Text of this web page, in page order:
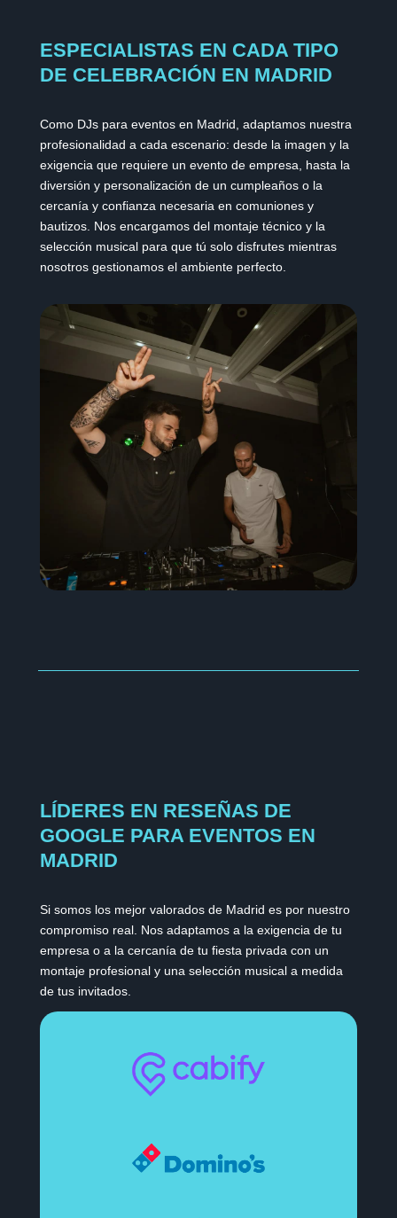
ESPECIALISTAS EN CADA TIPO
DE CELEBRACIÓN EN MADRID
Como DJs para eventos en Madrid, adaptamos nuestra
profesionalidad a cada escenario: desde la imagen y la
exigencia que requiere un evento de empresa, hasta la
diversión y personalización de un cumpleaños o la
cercanía y confianza necesaria en comuniones y
bautizos. Nos encargamos del montaje técnico y la
selección musical para que tú solo disfrutes mientras
nosotros gestionamos el ambiente perfecto.
LÍDERES EN RESEÑAS DE
GOOGLE PARA EVENTOS EN
MADRID
Si somos los mejor valorados de Madrid es por nuestro
compromiso real. Nos adaptamos a la exigencia de tu
empresa o a la cercanía de tu fiesta privada con un
montaje profesional y una selección musical a medida
de tus invitados.